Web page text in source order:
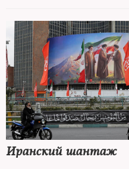
Иранский шантаж